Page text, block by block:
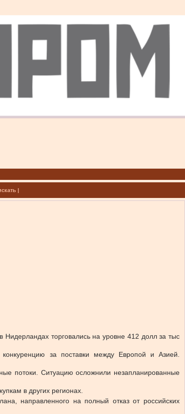
|
торговались на уровне 412 долл за тыс
за поставки между Европой и Азией.
потоки. Ситуацию осложнили незапланированные
в других регионах.
направленного на полный отказ от российских